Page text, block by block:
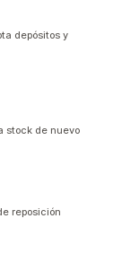
depósitos y
stock de nuevo
reposición